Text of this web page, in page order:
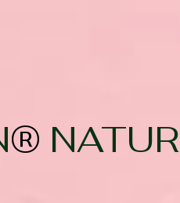
®